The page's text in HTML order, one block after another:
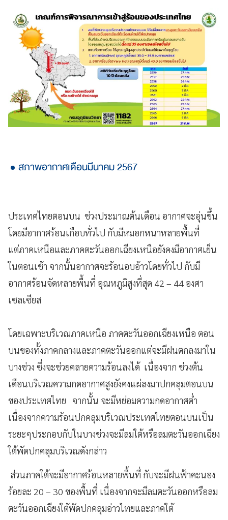
สภาพอากาศเดือนมีนาคม 2567
ประเทศไทยตอนบน ช่วงประมาณต้นเดือน อากาศจะอุ่นขึ้น
โดยมีอากาศร้อนเกือบทั่วไป กับมีหมอกหนาหลายพื้นที่
แต่ภาคเหนือและภาคตะวันออกเฉียงเหนือยังคงมีอากาศเย็น
ในตอนเช้า จากนั้นอากาศจะร้อนอบอ้าวโดยทั่วไป กับมี
อากาศร้อนจัดหลายพื้นที่ อุณหภูมิสูงที่สุด 42 – 44 องศา
เซลเซียส
โดยเฉพาะบริเวณภาคเหนือ ภาคตะวันออกเฉียงเหนือ ตอน
บนของทั้งภาคกลางและภาคตะวันออกแต่จะมีฝนตกลงมาใน
บางช่วง ซึ่งจะช่วยคลายความร้อนลงได้ เนื่องจาก ช่วงต้น
เดือนบริเวณความกดอากาศสูงยังคงแผ่ลงมาปกคลุมตอนบน
ของประเทศไทย จากนั้น จะมีหย่อมความกดอากาศต่ำ
เนื่องจากความร้อนปกคลุมบริเวณประเทศไทยตอนบนเป็น
ระยะๆประกอบกับในบางช่วงจะมีลมใต้หรือลมตะวันออกเฉียง
ใต้พัดปกคลุมบริเวณดังกล่าว
ส่วนภาคใต้จะมีอากาศร้อนหลายพื้นที่ กับจะมีฝนฟ้าคะนอง
ร้อยละ 20 – 30 ของพื้นที่ เนื่องจากจะมีลมตะวันออกหรือลม
ตะวันออกเฉียงใต้พัดปกคลุมอ่าวไทยและภาคใต้